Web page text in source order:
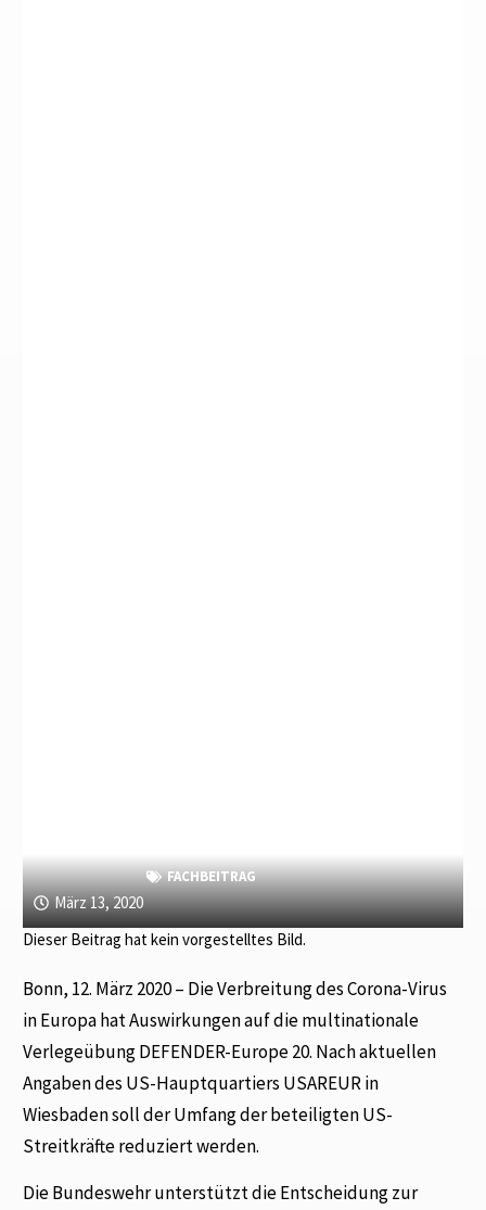
FACHBEITRAG
März 13, 2020
Dieser Beitrag hat kein vorgestelltes Bild.
Bonn, 12. März 2020 – Die Verbreitung des Corona-Virus
in Europa hat Auswirkungen auf die multinationale
Verlegeübung DEFENDER-Europe 20. Nach aktuellen
Angaben des US-Hauptquartiers USAREUR in
Wiesbaden soll der Umfang der beteiligten US-
Streitkräfte reduziert werden.
Die Bundeswehr unterstützt die Entscheidung zur